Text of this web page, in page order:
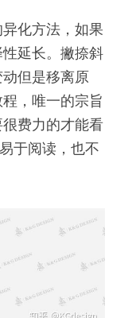
化方法，如果
延长。撇捺斜
但是移离原
，唯一的宗旨
费力的才能看
于阅读，也不